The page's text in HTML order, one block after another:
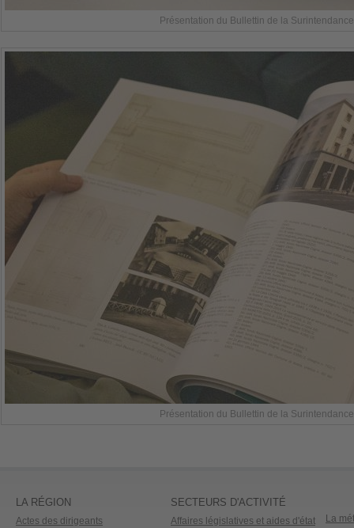
Présentation du Bullettin de la
Présentation du Bullettin de la
LA RÉGION
Actes des dirigeants
SECTEURS D'ACTIVITÉ
Affaires législatives et aides d'état
La